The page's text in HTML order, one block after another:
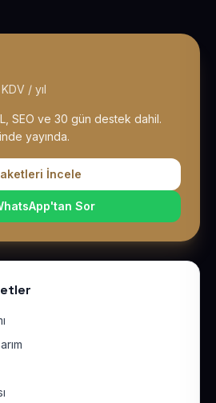
/ yıl
SEO ve 30 gün destek dahil.
yayında.
İncele
Sor